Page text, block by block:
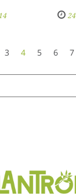
a
dia
3 4 5 6 7